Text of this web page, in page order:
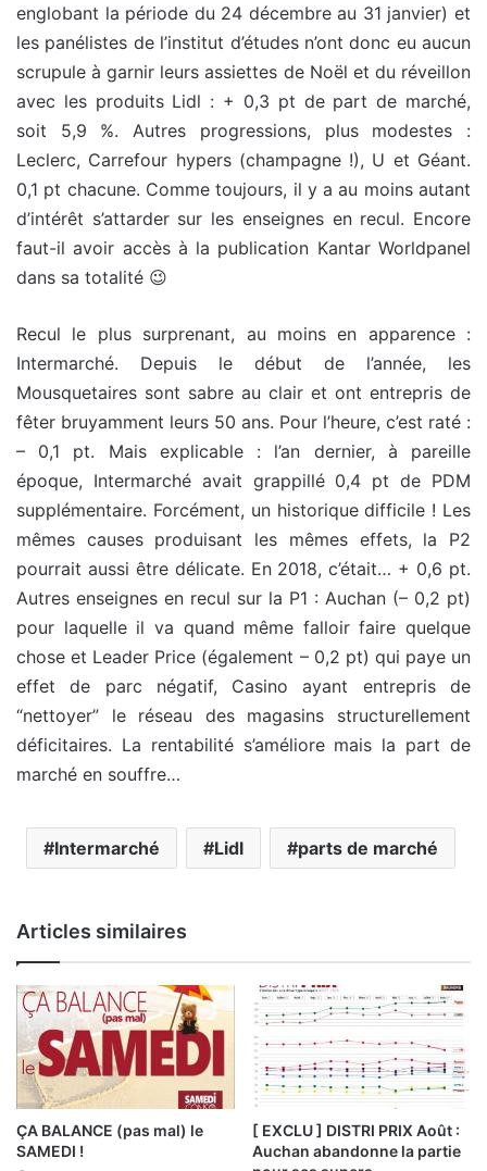
englobant la période du 24 décembre au 31 janvier) et
les panélistes de l’institut d’études n’ont donc eu aucun
scrupule à garnir leurs assiettes de Noël et du réveillon
avec les produits Lidl : + 0,3 pt de part de marché,
soit 5,9 %. Autres progressions, plus modestes :
Leclerc, Carrefour hypers (champagne !), U et Géant.
0,1 pt chacune. Comme toujours, il y a au moins autant
d’intérêt s’attarder sur les enseignes en recul. Encore
faut-il avoir accès à la publication Kantar Worldpanel
dans sa totalité 😉
Recul le plus surprenant, au moins en apparence :
Intermarché. Depuis le début de l’année, les
Mousquetaires sont sabre au clair et ont entrepris de
fêter bruyamment leurs 50 ans. Pour l’heure, c’est raté :
– 0,1 pt. Mais explicable : l’an dernier, à pareille
époque, Intermarché avait grappillé 0,4 pt de PDM
supplémentaire. Forcément, un historique difficile ! Les
mêmes causes produisant les mêmes effets, la P2
pourrait aussi être délicate. En 2018, c’était… + 0,6 pt.
Autres enseignes en recul sur la P1 : Auchan (– 0,2 pt)
pour laquelle il va quand même falloir faire quelque
chose et Leader Price (également – 0,2 pt) qui paye un
effet de parc négatif, Casino ayant entrepris de
“nettoyer” le réseau des magasins structurellement
déficitaires. La rentabilité s’améliore mais la part de
marché en souffre…
Intermarché Lidl parts de marché
Articles similaires
ÇA BALANCE (pas mal) le
SAMEDI !
[ EXCLU ] DISTRI PRIX Août :
Auchan abandonne la partie